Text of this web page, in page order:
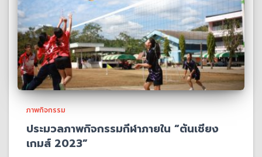
ภาพกิจกรรม
ประมวลภาพกิจกรรมกีฬาภายใน “ต้นเชียง
เกมส์ 2023”